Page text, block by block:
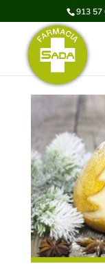
913 57